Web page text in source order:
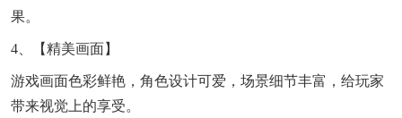
果。
4、【精美画面】
游戏画面色彩鲜艳，角色设计可爱，场景细节丰富，给玩家
带来视觉上的享受。